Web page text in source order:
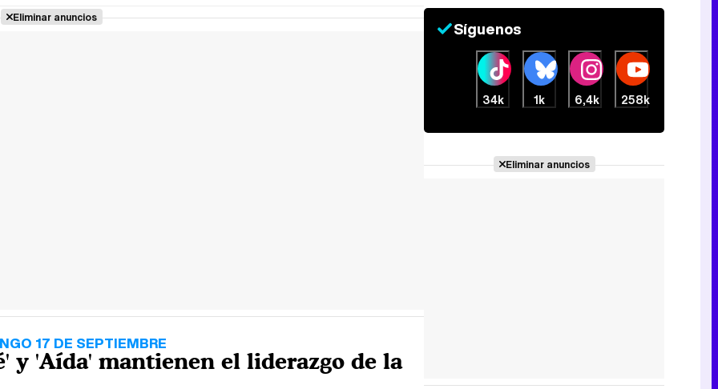
Eliminar anuncios
17 DE SEPTIEMBRE
y 'Aída' mantienen el liderazgo de la
Síguenos
34k 1k 6,4k 258k
Eliminar anuncios